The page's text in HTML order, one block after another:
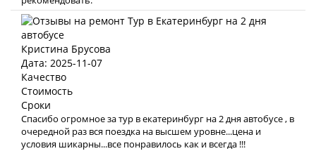
Кристина Брусова
Дата: 2025-11-07
Качество
Стоимость
Сроки
Спасибо огромное за тур в екатеринбург на 2 дня автобусе , в
очередной раз вся поездка на высшем уровне...цена и
условия шикарны...все понравилось как и всегда !!!